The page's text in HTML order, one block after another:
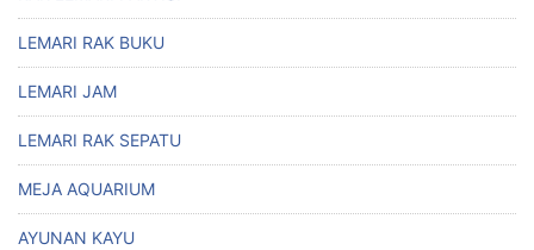
LEMARI RAK BUKU
LEMARI JAM
LEMARI RAK SEPATU
MEJA AQUARIUM
AYUNAN KAYU